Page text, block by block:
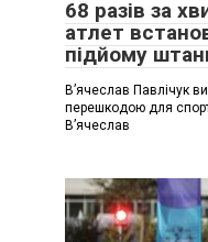
68 разів за
атлет
підйому
В’ячеслав Павлічук
перешкодою для
В’ячеслав